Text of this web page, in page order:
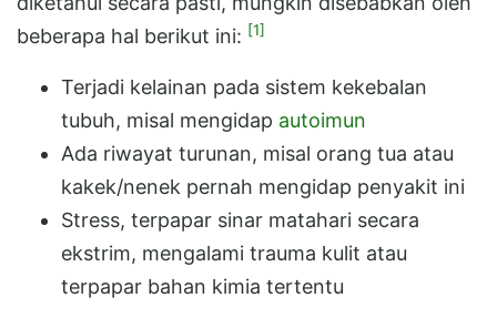
beberapa hal berikut ini: [1]
Terjadi kelainan pada sistem kekebalan
tubuh, misal mengidap autoimun
Ada riwayat turunan, misal orang tua atau
kakek/nenek pernah mengidap penyakit ini
Stress, terpapar sinar matahari secara
ekstrim, mengalami trauma kulit atau
terpapar bahan kimia tertentu